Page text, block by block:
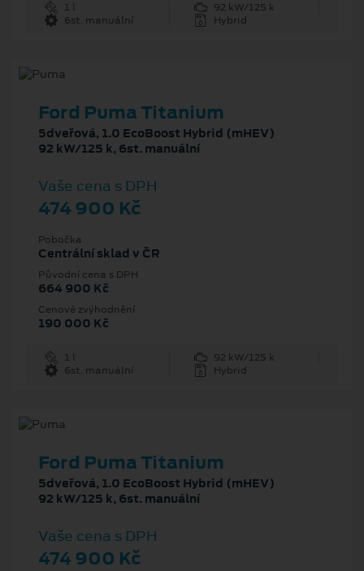
1 l
92 kW/125 k
6st. manuální
Hybrid
Ford Puma Titanium
5dveřová, 1.0 EcoBoost Hybrid (mHEV)
92 kW/125 k, 6st. manuální
Vaše cena s DPH
474 900 Kč
Pobočka
Centrální sklad v ČR
Původní cena s DPH
664 900 Kč
Cenové zvýhodnění
190 000 Kč
1 l
92 kW/125 k
6st. manuální
Hybrid
Ford Puma Titanium
5dveřová, 1.0 EcoBoost Hybrid (mHEV)
92 kW/125 k, 6st. manuální
Vaše cena s DPH
474 900 Kč